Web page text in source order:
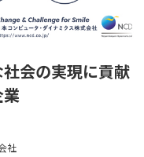
会の実現に貢献
社